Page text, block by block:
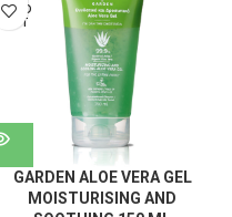
SOLD
OUT
GARDEN ALOE VERA GEL
MOISTURISING AND